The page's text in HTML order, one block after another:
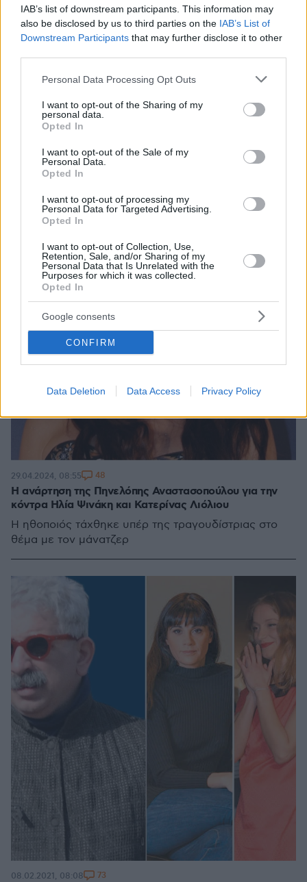
IAB’s list of downstream participants. This information may
also be disclosed by us to third parties on the IAB’s List of
Downstream Participants that may further disclose it to other
Please note that this website/app uses one or more Google
not limited to your visit or usage behaviour. You may click to
grant or deny consent to Google and its third-party tags to
use your data for below specified purposes in below Google
consent section.
Personal Data Processing Opt Outs
I want to opt-out of the Sharing of my
personal data.
Opted In
I want to opt-out of the Sale of my
Personal Data.
Opted In
I want to opt-out of processing my
Personal Data for Targeted Advertising.
Opted In
I want to opt-out of Collection, Use,
Retention, Sale, and/or Sharing of my
Personal Data that Is Unrelated with the
Purposes for which it was collected.
Opted In
Google consents
CONFIRM
Data Deletion Data Access Privacy Policy
Ελάχιστοι άνθρωποι με θυμούνται αυτή τη μέρα, έγραψε
η Πηνελόπη Αναστασοπούλου για τη γιορτή της
Η ανάρτηση της Πηνελόπης Αναστασοπούλου για την
κόντρα Ηλία Ψινάκη και Κατερίνας Λιόλιου
Η ηθοποιός τάχθηκε υπέρ της τραγουδίστριας στο
θέμα με τον μάνατζερ
29.04.2024, 08:55 48
08.02.2021, 08:08 73